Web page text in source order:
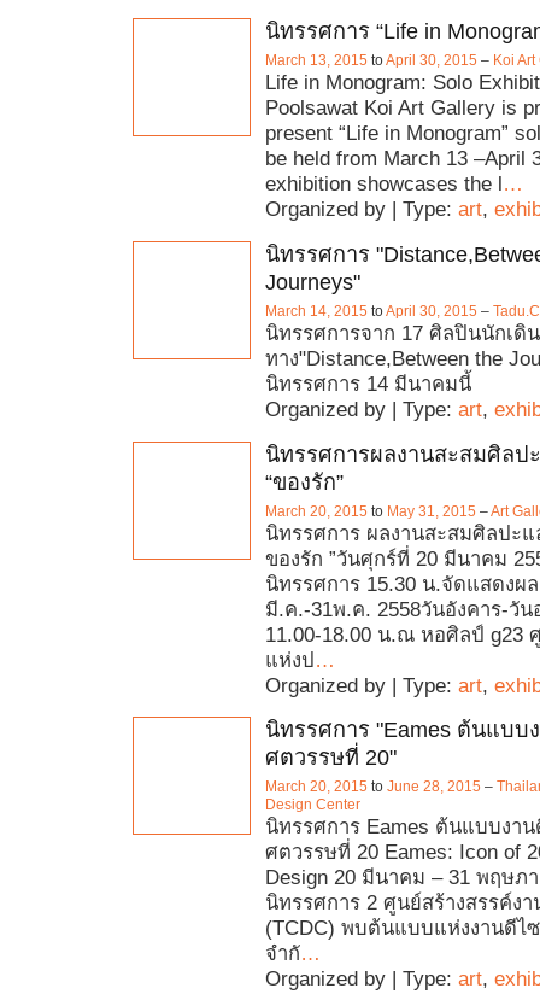
นิทรรศการ “Life in
March 13, 2015 toApril 30, 2015 – Koi
Life in Monogram: Solo
Poolsawat Koi Art Gallery is
present “Life in Monogram”
be held from March 13 –April
exhibition showcases the l …
Organized by | Type: art,
นิทรรศการ
Journeys"
March 14, 2015 toApril 30, 2015 –
นิทรรศการจาก 17 ศิลปินนักเดิน
ทาง"Distance,Between the
นิทรรศการ 14 มีนาคมนี้
Organized by | Type: art,
นิทรรศการผลงานสะสมศิลป
“ของรัก”
March 20, 2015 to May 31, 2015 –Art
นิทรรศการ ผลงานสะสมศิลปะแ
ของรัก ”วันศุกร์ที่ 20 มีนาคม
นิทรรศการ 15.30 น.จัดแสดงผ
มี.ค.-31พ.ค. 2558วันอังคาร-วัน
11.00-18.00 น.ณ หอศิลป์ g23
แห่งป …
Organized by | Type: art,
นิทรรศการ "Eames ต้นแบบ
ศตวรรษที่ 20"
March 20, 2015 to June 28, 2015 –
Design Center
นิทรรศการ Eames ต้นแบบงา
ศตวรรษที่ 20 Eames: Icon of
Design 20 มีนาคม – 31 พฤษภ
นิทรรศการ 2 ศูนย์สร้างสรรค์ง
(TCDC) พบต้นแบบแห่งงานดีไ
จำกั…
Organized by | Type: art,